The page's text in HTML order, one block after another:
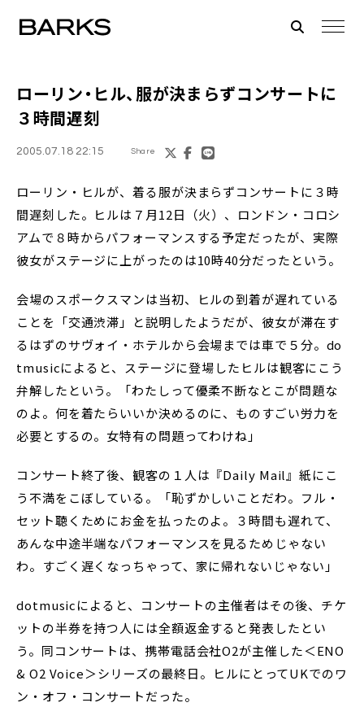
ローリン・ヒル、服が決まらずコンサートに
３時間遅刻
2005.07.18 22:15 Share
ローリン・ヒルが、着る服が決まらずコンサートに３時
間遅刻した。ヒルは７月12日（火）、ロンドン・コロシ
アムで８時からパフォーマンスする予定だったが、実際
彼女がステージに上がったのは10時40分だったという。
会場のスポークスマンは当初、ヒルの到着が遅れている
ことを「交通渋滞」と説明したようだが、彼女が滞在す
るはずのサヴォイ・ホテルから会場までは車で５分。do
tmusicによると、ステージに登場したヒルは観客にこう
弁解したという。「わたしって優柔不断なとこが問題な
のよ。何を着たらいいか決めるのに、ものすごい労力を
必要とするの。女特有の問題ってわけね」
コンサート終了後、観客の１人は『Daily Mail』紙にこ
う不満をこぼしている。「恥ずかしいことだわ。フル・
セット聴くためにお金を払ったのよ。３時間も遅れて、
あんな中途半端なパフォーマンスを見るためじゃない
わ。すごく遅くなっちゃって、家に帰れないじゃない」
dotmusicによると、コンサートの主催者はその後、チケ
ットの半券を持つ人には全額返金すると発表したとい
う。同コンサートは、携帯電話会社O2が主催した＜ENO
& O2 Voice＞シリーズの最終日。ヒルにとってUKでのワ
ン・オフ・コンサートだった。